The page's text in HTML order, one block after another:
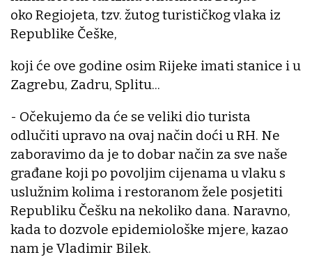
oko Regiojeta, tzv. žutog turističkog vlaka iz
Republike Češke,
koji će ove godine osim Rijeke imati stanice i u
Zagrebu, Zadru, Splitu...
- Očekujemo da će se veliki dio turista
odlučiti upravo na ovaj način doći u RH. Ne
zaboravimo da je to dobar način za sve naše
građane koji po povoljim cijenama u vlaku s
uslužnim kolima i restoranom žele posjetiti
Republiku Češku na nekoliko dana. Naravno,
kada to dozvole epidemiološke mjere, kazao
nam je Vladimir Bilek.